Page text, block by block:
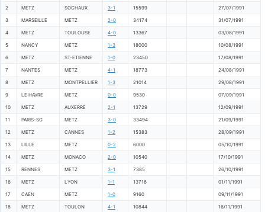
2 METZ SOCHAUX 3-1 15599 27/07/1991
3 MARSEILLE METZ 2-0 34174 31/07/1991
4 METZ TOULOUSE 4-0 13367 03/08/1991
5 NANCY METZ 1-3 18000 10/08/1991
6 METZ ST-ETIENNE 1-0 23450 17/08/1991
7 NANTES METZ 4-1 18773 24/08/1991
8 METZ MONTPELLIER 1-3 21014 29/08/1991
9 LE HAVRE METZ 0-0 9530 07/09/1991
10 METZ AUXERRE 2-1 13729 12/09/1991
11 PARIS-SG METZ 3-0 33494 21/09/1991
12 METZ CANNES 1-2 15383 28/09/1991
13 LILLE METZ 0-2 6000 05/10/1991
14 METZ MONACO 2-0 10540 17/10/1991
15 RENNES METZ 3-1 7385 26/10/1991
16 METZ LYON 1-1 13716 01/11/1991
17 CAEN METZ 1-0 9160 09/11/1991
18 METZ TOULON 4-1 10844 16/11/1991